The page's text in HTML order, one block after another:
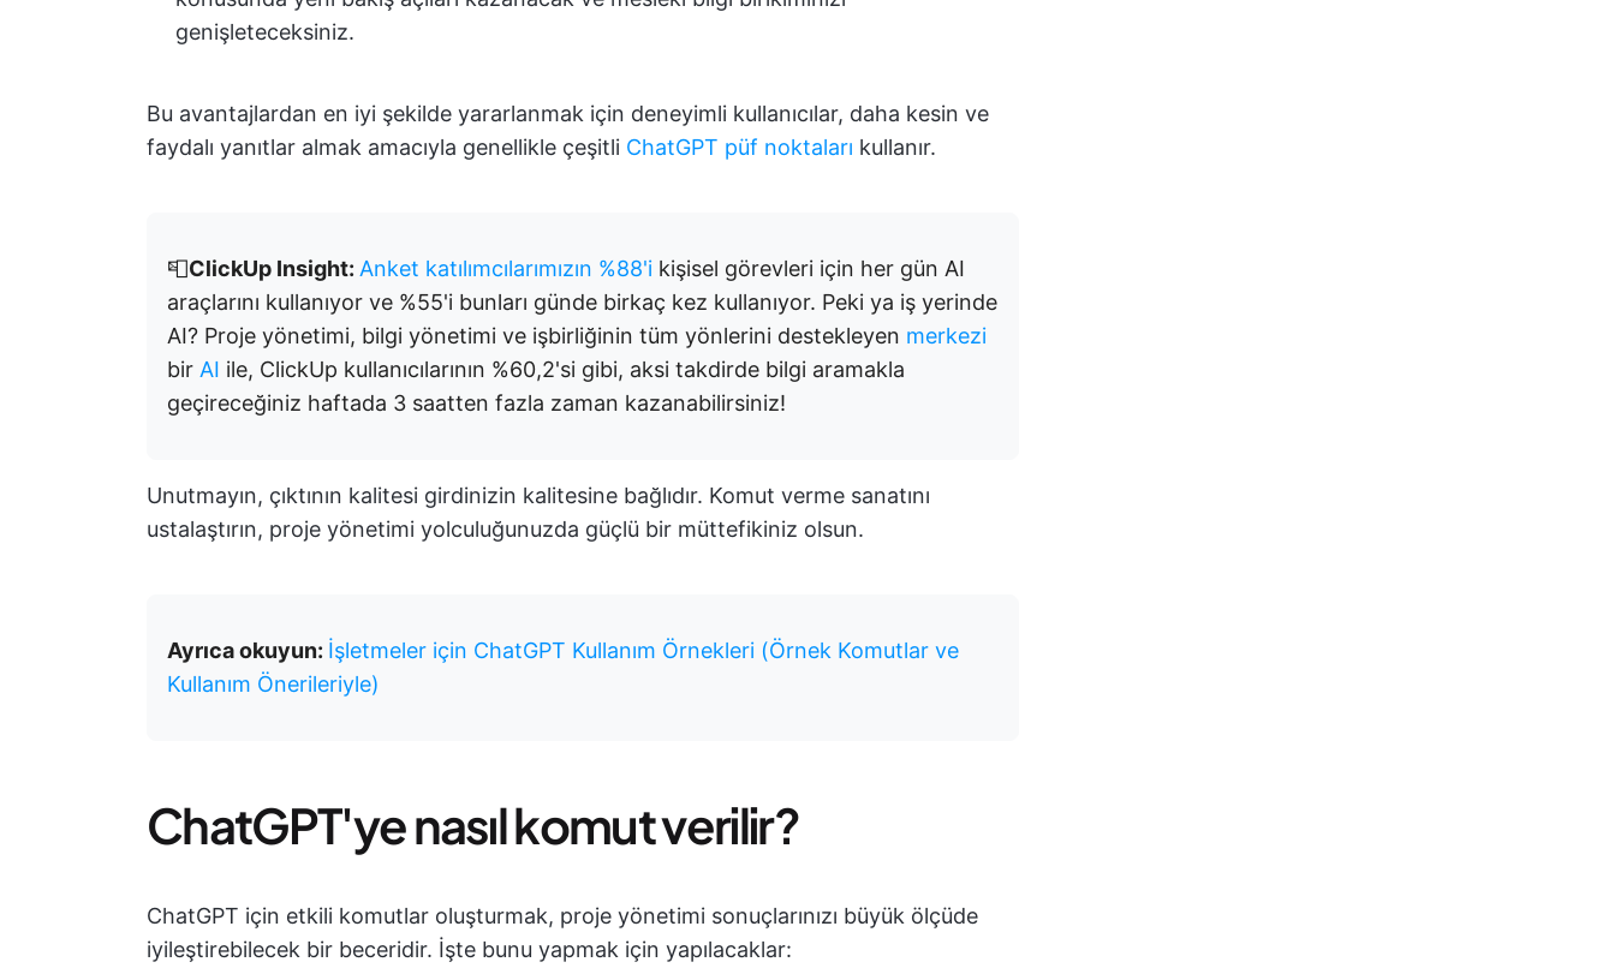
genişleteceksiniz.
Bu avantajlardan en iyi şekilde yararlanmak için deneyimli kullanıcılar, daha kesin ve
faydalı yanıtlar almak amacıyla genellikle çeşitli ChatGPT püf noktaları kullanır.
📮ClickUp Insight: Anket katılımcılarımızın %88'i kişisel görevleri için her gün AI
araçlarını kullanıyor ve %55'i bunları günde birkaç kez kullanıyor. Peki ya iş yerinde
AI? Proje yönetimi, bilgi yönetimi ve işbirliğinin tüm yönlerini destekleyen merkezi
bir AI ile, ClickUp kullanıcılarının %60,2'si gibi, aksi takdirde bilgi aramakla
geçireceğiniz haftada 3 saatten fazla zaman kazanabilirsiniz!
Unutmayın, çıktının kalitesi girdinizin kalitesine bağlıdır. Komut verme sanatını
ustalaştırın, proje yönetimi yolculuğunuzda güçlü bir müttefikiniz olsun.
Ayrıca okuyun: İşletmeler için ChatGPT Kullanım Örnekleri (Örnek Komutlar ve
Kullanım Önerileriyle)
ChatGPT'ye nasıl komut verilir?
ChatGPT için etkili komutlar oluşturmak, proje yönetimi sonuçlarınızı büyük ölçüde
iyileştirebilecek bir beceridir. İşte bunu yapmak için yapılacaklar: